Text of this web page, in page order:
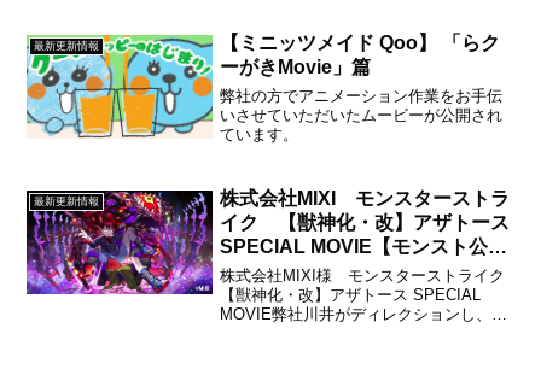
中美妃アニメーションディレクター リ
ンダ・ビューハーガ...
最新更新情報
【ミニッツメイド Qoo】 「らク
ーがきMovie」篇
弊社の方でアニメーション作業をお手伝
いさせていただいたムービーが公開され
ています。
最新更新情報
株式会社MIXI モンスターストラ
イク 【獣神化・改】アザトース
SPECIAL MOVIE【モンスト公
式】
株式会社MIXI様 モンスターストライク
【獣神化・改】アザトース SPECIAL
MOVIE弊社川井がディレクションし、ア